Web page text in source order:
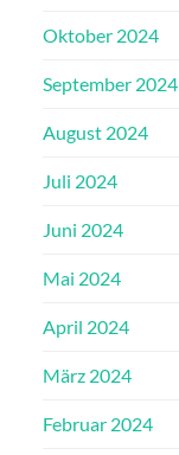
Oktober 2024
September 2024
August 2024
Juli 2024
Juni 2024
Mai 2024
April 2024
März 2024
Februar 2024